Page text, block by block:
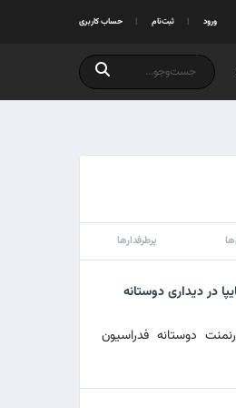
ورود ثبت‌نام حساب کاربری
پرطرفدارها
در دیداری دوستانه
دوستانه فدراسیون